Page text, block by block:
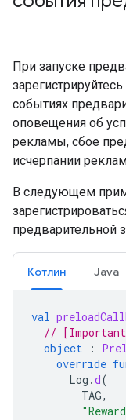
При запуске
событиях
оповещения об
рекламы, сбое
исчерпании
В следующем
предварительной
Котлин Java
val
//
object
:
override
Log .d(
TAG,